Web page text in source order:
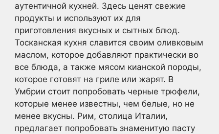
аутентичной кухней. Здесь ценят свежие
продукты и используют их для
приготовления вкусных и сытных блюд.
Тосканская кухня славится своим оливковым
маслом, которое добавляют практически во
все блюда, а также мясом кианской породы,
которое готовят на гриле или жарят. В
Умбрии стоит попробовать черные трюфели,
которые менее известны, чем белые, но не
менее вкусны. Рим, столица Италии,
предлагает попробовать знаменитую пасту